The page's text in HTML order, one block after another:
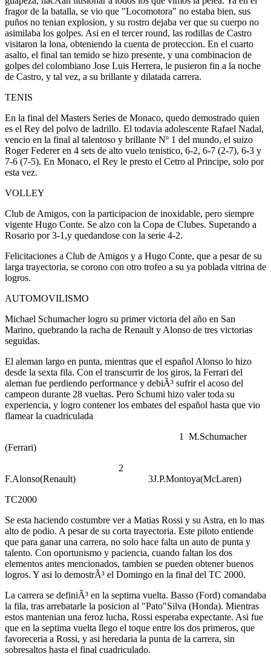
fragor de la batalla, se vio que "Locomotora" no estaba bien, sus
puños no tenian explosion, y su rostro dejaba ver que su cuerpo no
asimilaba los golpes. Asi en el tercer round, las rodillas de Castro
visitaron la lona, obteniendo la cuenta de proteccion. En el cuarto
asalto, el final tan temido se hizo presente, y una combinacion de
golpes del colombiano Jose Luis Herrera, le pusieron fin a la noche
de Castro, y tal vez, a su brillante y dilatada carrera.
TENIS
En la final del Masters Series de Monaco, quedo demostrado quien
es el Rey del polvo de ladrillo. El todavia adolescente Rafael Nadal,
vencio en la final al talentoso y brillante Nº 1 del mundo, el suizo
Roger Federer en 4 sets de alto vuelo tenistico, 6-2, 6-7 (2-7), 6-3 y
7-6 (7-5). En Monaco, el Rey le presto el Cetro al Principe, solo por
esta vez.
VOLLEY
Club de Amigos, con la participacion de inoxidable, pero siempre
vigente Hugo Conte. Se alzo con la Copa de Clubes. Superando a
Rosario por 3-1,y quedandose con la serie 4-2.
Felicitaciones a Club de Amigos y a Hugo Conte, que a pesar de su
larga trayectoria, se corono con otro trofeo a su ya poblada vitrina de
logros.
AUTOMOVILISMO
Michael Schumacher logro su primer victoria del año en San
Marino, quebrando la racha de Renault y Alonso de tres victorias
seguidas.
El aleman largo en punta, mientras que el español Alonso lo hizo
desde la sexta fila. Con el transcurrir de los giros, la Ferrari del
aleman fue perdiendo performance y debiÃ³ sufrir el acoso del
campeon durante 28 vueltas. Pero Schumi hizo valer toda su
experiencia, y logro contener los embates del español hasta que vio
flamear la cuadriculada
1 M.Schumacher
(Ferrari)
2
F.Alonso(Renault) 3J.P.Montoya(McLaren)
TC2000
Se esta haciendo costumbre ver a Matias Rossi y su Astra, en lo mas
alto de podio. A pesar de su corta trayectoria. Este piloto entiende
que para ganar una carrera, no solo hace falta un auto de punta y
talento. Con oportunismo y paciencia, cuando faltan los dos
elementos antes mencionados, tambien se pueden obtener buenos
logros. Y asi lo demostrÃ³ el Domingo en la final del TC 2000.
La carrera se definiÃ³ en la septima vuelta. Basso (Ford) comandaba
la fila, tras arrebatarle la posicion al "Pato"Silva (Honda). Mientras
estos mantenian una feroz lucha, Rossi esperaba expectante. Asi fue
que en la septima vuelta llego el toque entre los dos primeros, que
favoreceria a Rossi, y asi heredaria la punta de la carrera, sin
sobresaltos hasta el final cuadriculado.